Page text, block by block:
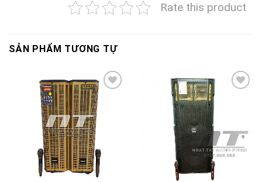
Rate this product
SẢN PHẨM TƯƠNG TỰ
Add to
wishlist